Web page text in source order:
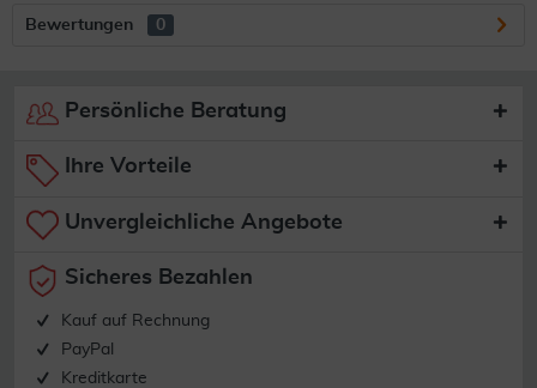
Bewertungen 0
Persönliche Beratung
Ihre Vorteile
Unvergleichliche Angebote
Sicheres Bezahlen
Kauf auf Rechnung
PayPal
Kreditkarte